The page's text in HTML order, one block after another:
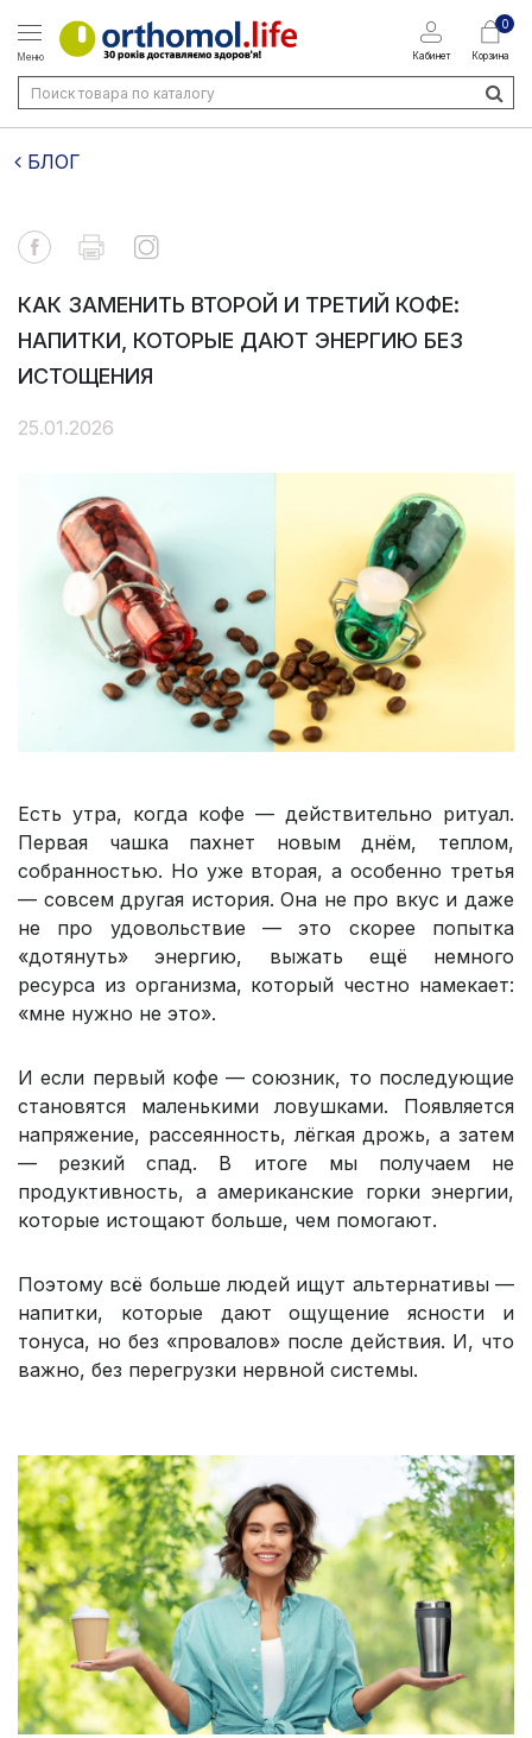
Меню Кабинет
0
Корзина
БЛОГ
КАК ЗАМЕНИТЬ ВТОРОЙ И ТРЕТИЙ КОФЕ:
НАПИТКИ, КОТОРЫЕ ДАЮТ ЭНЕРГИЮ БЕЗ
ИСТОЩЕНИЯ
25.01.2026
Есть утра, когда кофе — действительно ритуал.
Первая чашка пахнет новым днём, теплом,
собранностью. Но уже вторая, а особенно третья
— совсем другая история. Она не про вкус и даже
не про удовольствие — это скорее попытка
«дотянуть» энергию, выжать ещё немного
ресурса из организма, который честно намекает:
«мне нужно не это».
И если первый кофе — союзник, то последующие
становятся маленькими ловушками. Появляется
напряжение, рассеянность, лёгкая дрожь, а затем
— резкий спад. В итоге мы получаем не
продуктивность, а американские горки энергии,
которые истощают больше, чем помогают.
Поэтому всё больше людей ищут альтернативы —
напитки, которые дают ощущение ясности и
тонуса, но без «провалов» после действия. И, что
важно, без перегрузки нервной системы.